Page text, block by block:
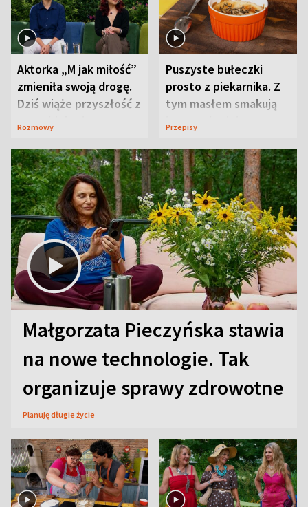
Aktorka „M jak miłość”
zmieniła swoją drogę.
Dziś wiąże przyszłość z
neurobiologią
Rozmowy
Puszyste bułeczki
prosto z piekarnika. Z
tym masłem smakują
jeszcze lepiej
Przepisy
Małgorzata Pieczyńska stawia
na nowe technologie. Tak
organizuje sprawy zdrowotne
Planuję długie życie